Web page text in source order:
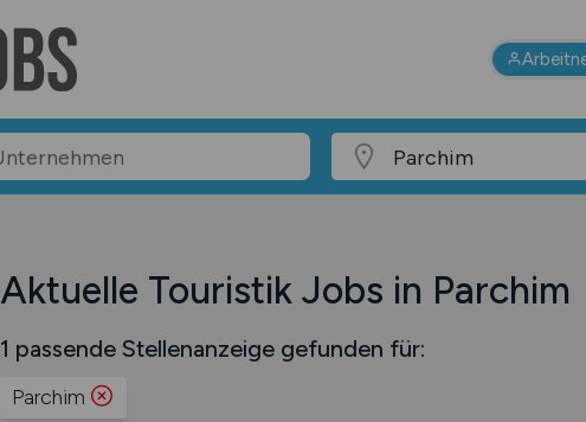
Aktuelle Touristik Jobs in Parchim
1 passende Stellenanzeige gefunden für:
Parchim